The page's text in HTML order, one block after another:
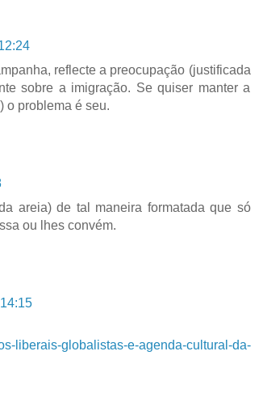
reflecte a preocupação (justificada
sobre a imigração. Se quiser manter a
o problema é seu.
areia) de tal maneira formatada que só
ou lhes convém.
liberais-globalistas-e-agenda-cultural-da-